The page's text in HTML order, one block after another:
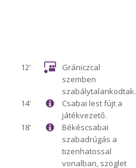
12'
Grániczcal
szemben
szabálytalankodtak.
14'
Csabai lest fújt a
játékvezető.
18'
Békéscsabai
szabadrúgás a
tizenhatossal
vonalban, szöglet